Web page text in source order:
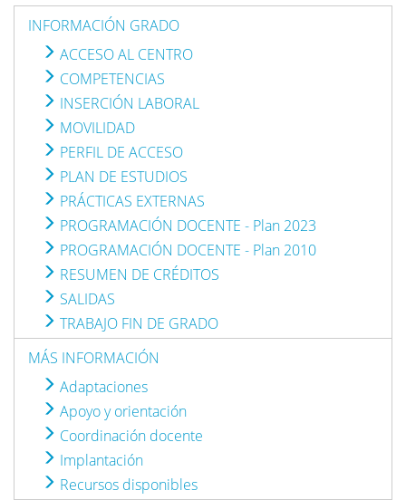
INFORMACIÓN GRADO
ACCESO AL CENTRO
COMPETENCIAS
INSERCIÓN LABORAL
MOVILIDAD
PERFIL DE ACCESO
PLAN DE ESTUDIOS
PRÁCTICAS EXTERNAS
PROGRAMACIÓN DOCENTE - Plan 2023
PROGRAMACIÓN DOCENTE - Plan 2010
RESUMEN DE CRÉDITOS
SALIDAS
TRABAJO FIN DE GRADO
MÁS INFORMACIÓN
Adaptaciones
Apoyo y orientación
Coordinación docente
Implantación
Recursos disponibles